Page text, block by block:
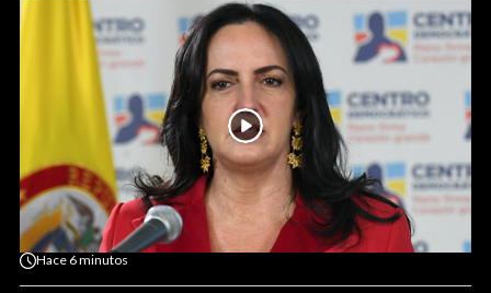
Hace 6 minutos